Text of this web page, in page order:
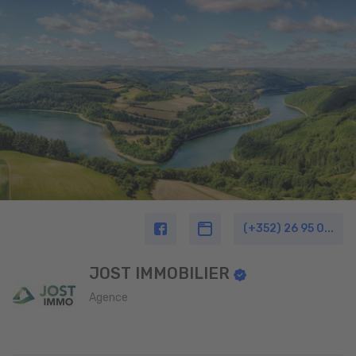
(+352) 26 95 0...
JOST IMMOBILIER
Agence